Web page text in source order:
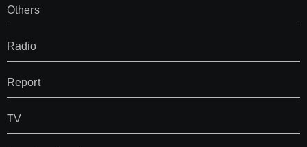
Others
Radio
Report
TV